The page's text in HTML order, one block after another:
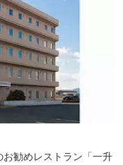
勧めレストラン「一升